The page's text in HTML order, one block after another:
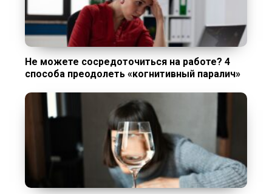
Не можете сосредоточиться на работе? 4
способа преодолеть «когнитивный паралич»